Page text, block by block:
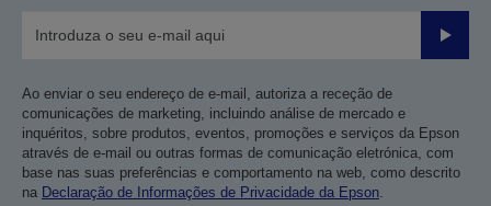
Enviar
Ao enviar o seu endereço de e-mail, autoriza a receção de
comunicações de marketing, incluindo análise de mercado e
inquéritos, sobre produtos, eventos, promoções e serviços da Epson
através de e-mail ou outras formas de comunicação eletrónica, com
base nas suas preferências e comportamento na web, como descrito
na Declaração de Informações de Privacidade da Epson.